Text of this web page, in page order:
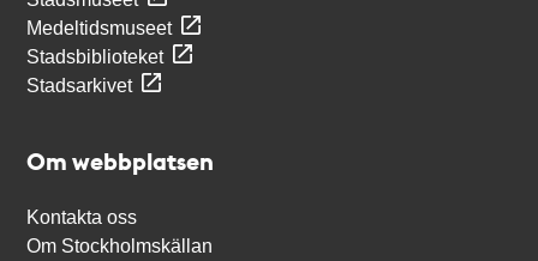
Medeltidsmuseet
Stadsbiblioteket
Stadsarkivet
Om webbplatsen
Kontakta oss
Om Stockholmskällan